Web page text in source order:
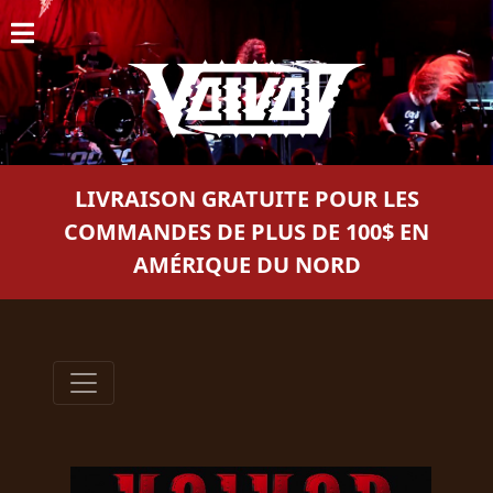
ACCUEIL
NOUVELLES
CONCERTS
DISCOGRAPHIE
PANIER
MAGASIN
DIFFUSION
LIVRAISON GRATUITE POUR LES
COMMANDES DE PLUS DE 100$ EN
AMÉRIQUE DU NORD